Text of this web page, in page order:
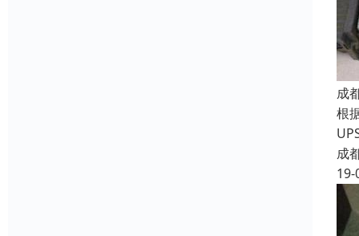
成
根
成
19-